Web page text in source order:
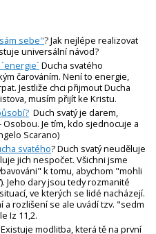
sebe"? Jak nejlépe realizovat
universální návod?
Ducha svatého
čarováním. Není to energie,
Jestliže chci přijmout Ducha
musím přijít ke Kristu.
Duch svatý je darem,
Je tím, kdo sjednocuje a
Scarano)
svatého? Duch svatý neuděluje
jich nespočet. Všichni jsme
k tomu, abychom "mohli
Jeho dary jsou tedy rozmanité
ve kterých se lidé nacházejí.
a rozlišení se ale uvádí tzv. "sedm
Iz 11,2.
Existuje modlitba, která tě na první